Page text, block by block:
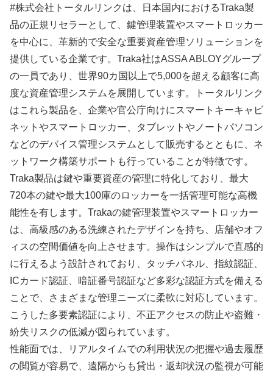
#株式会社トータルリンクは、日本国内におけるTraka製
品の正規リセラーとして、鍵管理装置やスマートロッカー
を中心に、革新的で安全な重要資産管理ソリューションを
提供している企業です。Traka社はASSA ABLOYグループ
の一員であり、世界90カ国以上で5,000を超える顧客に高
度な資産管理システムを展開しています。トータルリンク
はこれら製品を、企業や官公庁向けにスマートキーキャビ
ネットやスマートロッカー、タブレットやノートパソコン
などのデバイス管理システムとして販売するとともに、ネ
ットワーク構築サポートも行っていることが特徴です。
Traka製品は鍵や重要資産の管理に特化しており、最大
720本の鍵や最大100庫のロッカーを一括管理可能な高機
能性を有します。Trakaの鍵管理装置やスマートロッカー
は、高級感のある洗練されたデザインを持ち、店舗やオフ
ィスの空間価値を向上させます。操作はシンプルで直感的
に行えるよう設計されており、タッチパネル、指紋認証、
ICカード認証、暗証番号認証など多彩な認証方式を備える
ことで、さまざまな管理ニーズに柔軟に対応しています。
こうした多要素認証により、不正アクセスの防止や盗難・
紛失リスクの低減が図られています。
性能面では、リアルタイムでの利用状況の把握や過去履歴
の閲覧が容易で、遠隔からも貸出・返却状況の監視が可能